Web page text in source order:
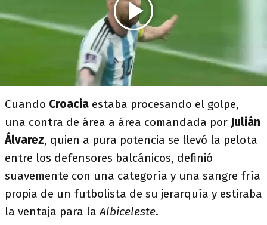
Cuando Croacia estaba procesando el golpe,
una contra de área a área comandada por Julián
Álvarez, quien a pura potencia se llevó la pelota
entre los defensores balcánicos, definió
suavemente con una categoría y una sangre fría
propia de un futbolista de su jerarquía y estiraba
la ventaja para laAlbiceleste.